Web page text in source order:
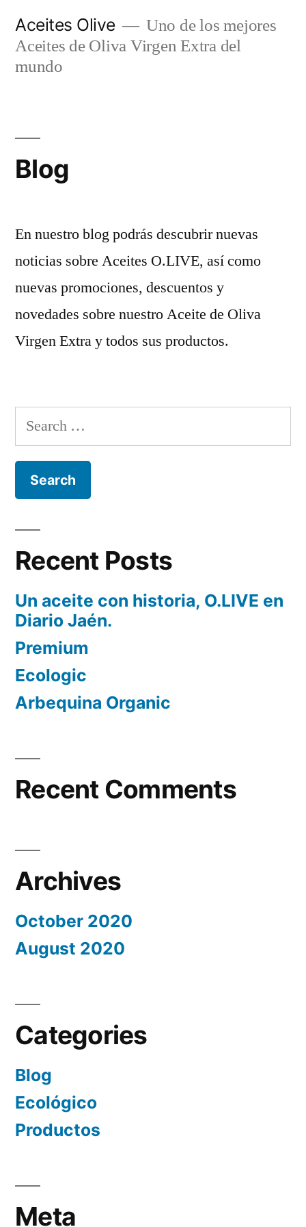
content
Aceites Olive
Uno de los mejores
Aceites de Oliva Virgen Extra del
mundo
Blog
En nuestro blog podrás descubrir nuevas
noticias sobre Aceites O.LIVE, así como
nuevas promociones, descuentos y
novedades sobre nuestro Aceite de Oliva
Virgen Extra y todos sus productos.
Search
for:
Recent Posts
Un aceite con historia, O.LIVE en
Diario Jaén.
Premium
Ecologic
Arbequina Organic
Recent Comments
Archives
October 2020
August 2020
Categories
Blog
Ecológico
Productos
Meta